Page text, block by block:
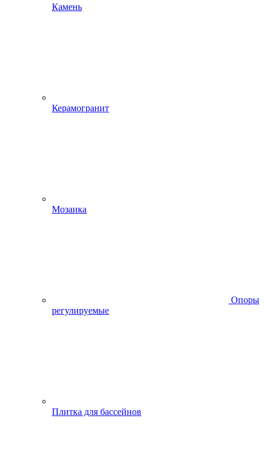
Камень
Керамогранит
Мозаика
Опоры
регулируемые
Плитка для бассейнов